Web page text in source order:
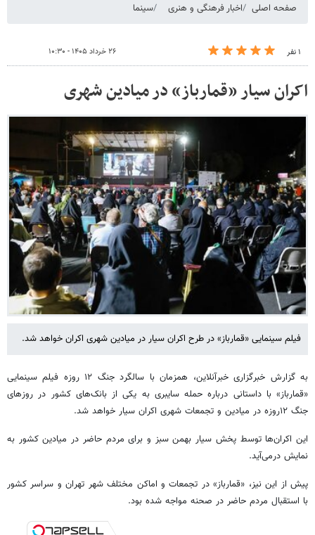
صفحه اصلی اخبار فرهنگی و هنری سینما
۱ نفر ۲۶ خرداد ۱۴۰۵ - ۱۰:۳۰
اکران سیار «قمارباز» در میادین شهری
فیلم سینمایی «قمارباز» در طرح اکران سیار در میادین شهری اکران خواهد شد.
به گزارش خبرگزاری خبرآنلاین، همزمان با سالگرد جنگ ١٢ روزه فیلم سینمایی
«قمارباز» با داستانی درباره حمله سایبری به یکی از بانک‌های کشور در روزهای
جنگ ۱۲روزه در میادین و تجمعات شهری اکران سیار خواهد شد.
این اکران‌ها توسط پخش سیار بهمن سبز و برای مردم حاضر در میادین کشور به
نمایش درمی‌آید.
پیش از این نیز، «قمارباز» در تجمعات و اماکن مختلف شهر تهران و سراسر کشور
با استقبال مردم حاضر در صحنه مواجه شده بود.